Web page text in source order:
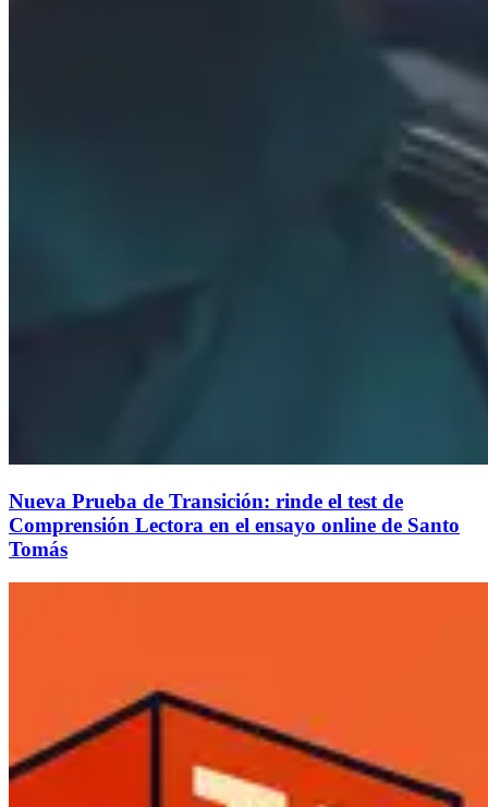
Nueva Prueba de Transición: rinde el test de
Comprensión Lectora en el ensayo online de Santo
Tomás